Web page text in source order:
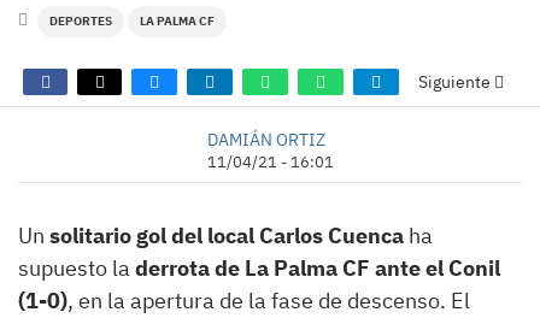
DEPORTES LA PALMA CF
Siguiente
DAMIÁN ORTIZ
11/04/21 - 16:01
Un solitario gol del local Carlos Cuenca ha
supuesto la derrota de La Palma CF ante el Conil
(1-0), en la apertura de la fase de descenso. El